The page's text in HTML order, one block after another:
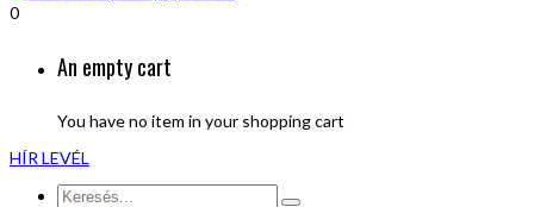
0
An empty cart
You have no item in your shopping cart
HÍR LEVÉL